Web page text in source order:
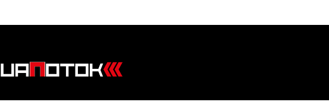
агентство
"МедиаПоток"